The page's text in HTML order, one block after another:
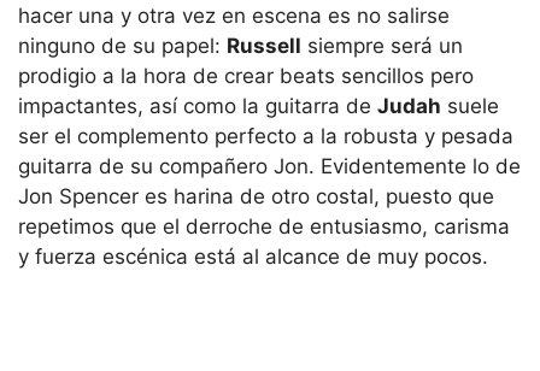
hacer una y otra vez en escena es no salirse
ninguno de su papel: Russell siempre será un
prodigio a la hora de crear beats sencillos pero
impactantes, así como la guitarra de Judah suele
ser el complemento perfecto a la robusta y pesada
guitarra de su compañero Jon. Evidentemente lo de
Jon Spencer es harina de otro costal, puesto que
repetimos que el derroche de entusiasmo, carisma
y fuerza escénica está al alcance de muy pocos.